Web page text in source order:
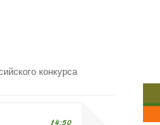
конкурса
14:50